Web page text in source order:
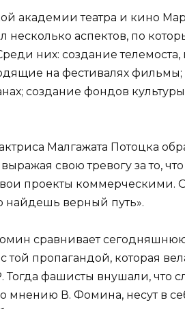
академии театра и кино
несколько аспектов, по
них: создание
на фестивалях фильмы;
создание фондов
Малгажата Потоцка
свою тревогу за то,
проекты коммерческими.
найдешь верный путь».
сравнивает
той пропагандой, которая
фашисты внушали, что
мнению В. Фомина, несут в